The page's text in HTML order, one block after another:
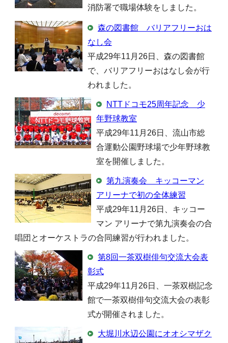
消防署で職場体験をしました。
森の図書館 バリアフリーおは
なし会
平成29年11月26日、森の図書館
で、バリアフリーおはなし会が行
われました。
NTTドコモ25周年記念 少
年野球教室
平成29年11月26日、流山市総
合運動公園野球場で少年野球教
室を開催しました。
第九演奏会 キッコーマン
アリーナで初の全体練習
平成29年11月26日、キッコー
マン アリーナで第九演奏会の合
唱団とオーケストラの合同練習が行われました。
第8回一茶双樹俳句交流大会表
彰式
平成29年11月26日、一茶双樹記念
館で一茶双樹俳句交流大会の表彰
式が開催されました。
大堀川水辺公園にオオシマザク